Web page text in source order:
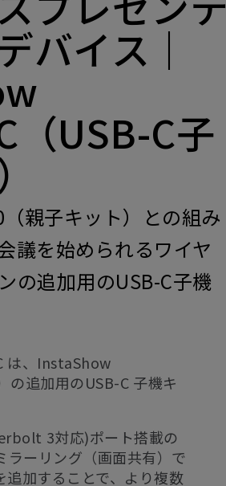
バイス｜
（USB-C子
親子キット）との組み
議を始められるワイヤ
の追加用のUSB-C子機
は、InstaShow
の追加用のUSB-C 子機キ
3対応)ポート搭載の
ラーリング（画面共有）で
追加することで、より複数